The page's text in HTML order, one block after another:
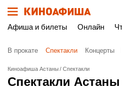
Афиша и билеты Онлайн
В прокате Спектакли Концерты
Киноафиша Астаны Спектакли
Спектакли Астаны